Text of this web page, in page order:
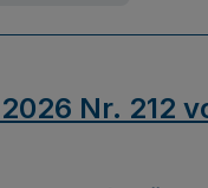
Nr. 212